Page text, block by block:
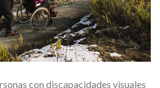
con discapacidades visuales